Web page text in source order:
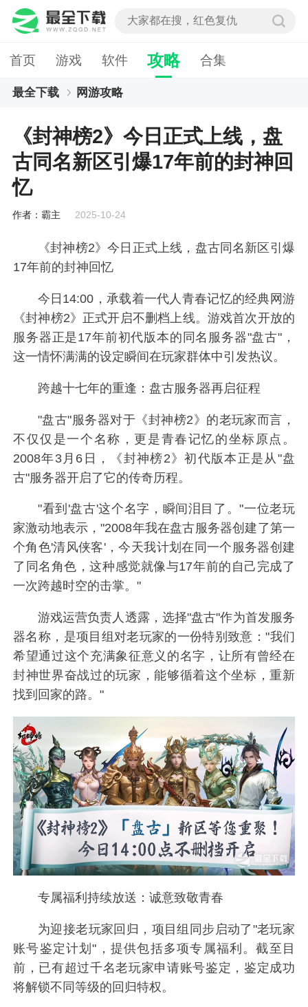
首页 游戏 软件 攻略 合集
最全下载 网游攻略
前的封神回忆
《封神榜2》今日正式上线，盘
古同名新区引爆17年前的封神回
忆
作者：霸主 2025-10-24
《封神榜2》今日正式上线，盘古同名新区引爆
17年前的封神回忆
今日14:00，承载着一代人青春记忆的经典网游
《封神榜2》正式开启不删档上线。游戏首次开放的
服务器正是17年前初代版本的同名服务器"盘古"，
这一情怀满满的设定瞬间在玩家群体中引发热议。
跨越十七年的重逢：盘古服务器再启征程
"盘古"服务器对于《封神榜2》的老玩家而言，
不仅仅是一个名称，更是青春记忆的坐标原点。
2008年3月6日，《封神榜2》初代版本正是从"盘
古"服务器开启了它的传奇历程。
"看到'盘古'这个名字，瞬间泪目了。"一位老玩
家激动地表示，"2008年我在盘古服务器创建了第一
个角色'清风侠客'，今天我计划在同一个服务器创建
了同名角色，这种感觉就像与17年前的自己完成了
一次跨越时空的击掌。"
游戏运营负责人透露，选择"盘古"作为首发服务
器名称，是项目组对老玩家的一份特别致意："我们
希望通过这个充满象征意义的名字，让所有曾经在
封神世界奋战过的玩家，能够循着这个坐标，重新
找到回家的路。"
专属福利持续放送：诚意致敬青春
为迎接老玩家回归，项目组同步启动了"老玩家
账号鉴定计划"，提供包括多项专属福利。截至目
前，已有超过千名老玩家申请账号鉴定，鉴定成功
将解锁不同等级的回归特权。